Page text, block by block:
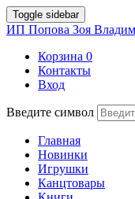
Toggle sidebar
ИП Попова Зоя
Корзина 0
Контакты
Вход
Введите символ
Главная
Новинки
Игрушки
Канцтовары